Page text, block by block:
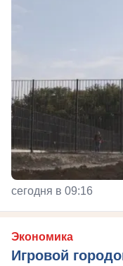
сегодня в 09:16
Экономика
Игровой